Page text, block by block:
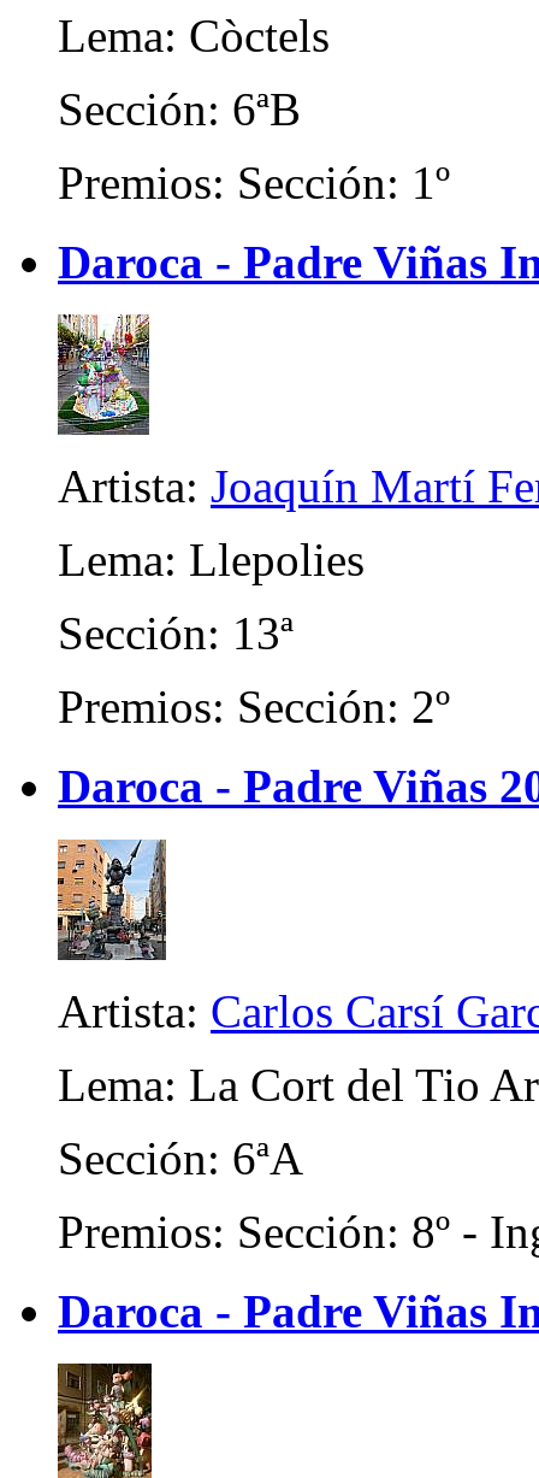
Lema: Còctels
Sección: 6ªB
Premios: Sección: 1º
Daroca - Padre Viñas
Artista: Joaquín Martí
Lema: Llepolies
Sección: 13ª
Premios: Sección: 2º
Daroca - Padre Viñas
Artista: Carlos Carsí
Lema: La Cort del Tio
Sección: 6ªA
Premios: Sección: 8º -
Daroca - Padre Viñas